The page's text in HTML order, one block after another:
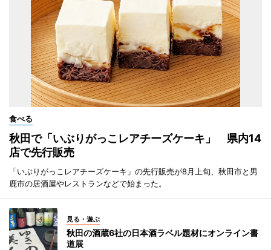
食べる
秋田で「いぶりがっこレアチーズケーキ」 県内14
店で先行販売
「いぶりがっこレアチーズケーキ」の先行販売が8月上旬、秋田市と男
鹿市の居酒屋やレストランなどで始まった。
見る・遊ぶ
秋田の酒蔵6社の日本酒ラベル題材にオンライン書
道展